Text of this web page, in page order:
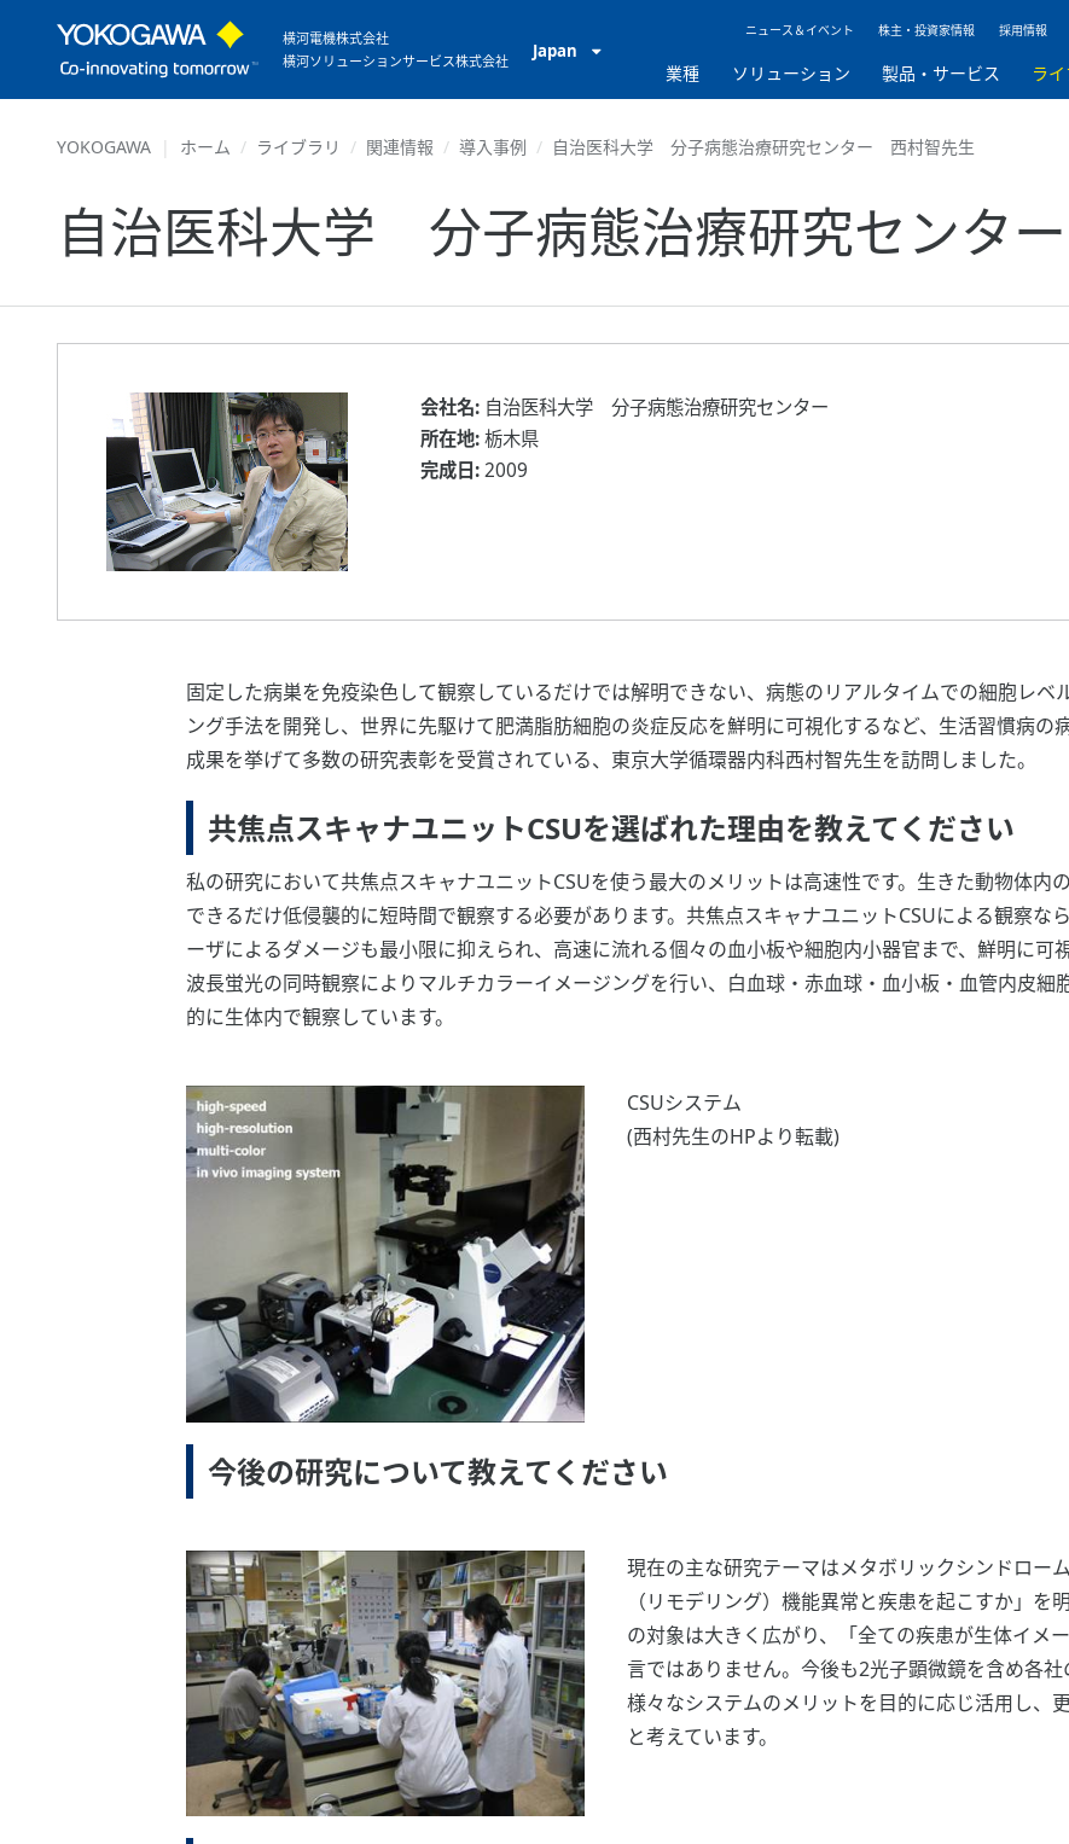
横河電機株式会社
横河ソリューションサービス株式会社
Japan
ニュース＆イベント 株主・投資家情報 採用情報
業種 ソリューション 製品・サービス ラ
YOKOGAWA ホーム ライブラリ 関連情報 導入事例 自治医科大学 分子病態治療研究センター 西村智先生
自治医科大学 分子病態治療研究センタ
会社名: 自治医科大学 分子病態治療研究センター
所在地:栃木県
完成日:2009
固定した病巣を免疫染色して観察しているだけでは解明できない、病態のリアルタイムでの細胞レベ
ング手法を開発し、世界に先駆けて肥満脂肪細胞の炎症反応を鮮明に可視化するなど、生活習慣病の
成果を挙げて多数の研究表彰を受賞されている、東京大学循環器内科西村智先生を訪問しました。
共焦点スキャナユニットCSUを選ばれた理由を教えてください
私の研究において共焦点スキャナユニットCSUを使う最大のメリットは高速性です。生きた動物体内
できるだけ低侵襲的に短時間で観察する必要があります。共焦点スキャナユニットCSUによる観察な
ーザによるダメージも最小限に抑えられ、高速に流れる個々の血小板や細胞内小器官まで、鮮明に可
波長蛍光の同時観察によりマルチカラーイメージングを行い、白血球・赤血球・血小板・血管内皮
的に生体内で観察しています。
CSUシステム
(西村先生のHPより転載)
今後の研究について教えてください
現在の主な研究テーマはメタボリックシンドロー
（リモデリング）機能異常と疾患を起こすか」
の対象は大きく広がり、「全ての疾患が生体イメ
言ではありません。今後も2光子顕微鏡を含め各
様々なシステムのメリットを目的に応じ活用し、
と考えています。